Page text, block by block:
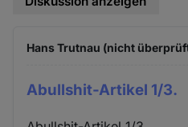
Hans Trutnau (nicht
Abullshit-Artikel 1/3.